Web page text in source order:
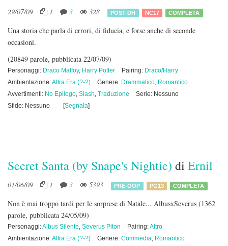
29/07/09 1 3 328 POST-DH NC17 COMPLETA
Una storia che parla di errori, di fiducia, e forse anche di seconde
occasioni.
(20849 parole, pubblicata 22/07/09)
Personaggi: Draco Malfoy, Harry Potter Pairing: Draco/Harry
Ambientazione:Altra Era (?-?) Genere: Drammatico, Romantico
Avvertimenti: No Epilogo, Slash, Traduzione
Serie: Nessuno
Sfide: Nessuno
[Segnala]
Secret Santa (by Snape's Nightie) di Ernil
01/06/09 1 3 5393 PRE-OOP PG13 COMPLETA
Non è mai troppo tardi per le sorprese di Natale... AlbusxSeverus (1362
parole, pubblicata 24/05/09)
Personaggi:Albus Silente, Severus Piton Pairing:Altro
Ambientazione:Altra Era (?-?) Genere: Commedia, Romantico